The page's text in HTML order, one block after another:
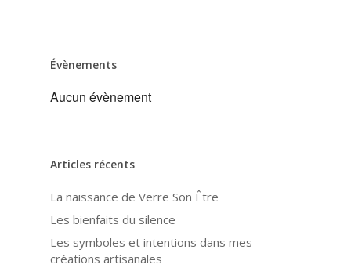
Évènements
Aucun évènement
Articles récents
La naissance de Verre Son Être
Les bienfaits du silence
Les symboles et intentions dans mes
créations artisanales